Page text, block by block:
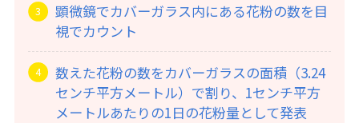
顕微鏡でカバーガラス内にある花粉の数を目
視でカウント
数えた花粉の数をカバーガラスの面積（3.24
センチ平方メートル）で割り、1センチ平方
メートルあたりの1日の花粉量として発表